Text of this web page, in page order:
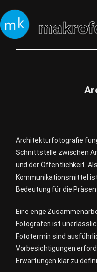
Architekturfotografie
Schnittstelle zwischen
und der Öffentlichkeit.
Kommunikationsmittel
Bedeutung für die
Eine enge
Fotografen ist
Fototermin sind
Vorbesichtigungen
Erwartungen klar zu